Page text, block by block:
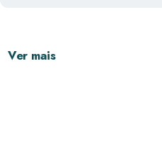
Ver mais